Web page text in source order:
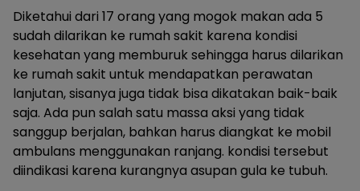
Diketahui dari 17 orang yang mogok makan ada 5
sudah dilarikan ke rumah sakit karena kondisi
kesehatan yang memburuk sehingga harus dilarikan
ke rumah sakit untuk mendapatkan perawatan
lanjutan, sisanya juga tidak bisa dikatakan baik-baik
saja. Ada pun salah satu massa aksi yang tidak
sanggup berjalan, bahkan harus diangkat ke mobil
ambulans menggunakan ranjang. kondisi tersebut
diindikasi karena kurangnya asupan gula ke tubuh.